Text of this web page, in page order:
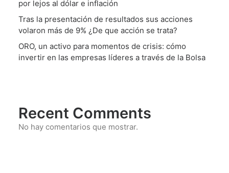
por lejos al dólar e inflación
Tras la presentación de resultados sus acciones
volaron más de 9% ¿De que acción se trata?
ORO, un activo para momentos de crisis: cómo
invertir en las empresas líderes a través de la Bolsa
Recent Comments
No hay comentarios que mostrar.